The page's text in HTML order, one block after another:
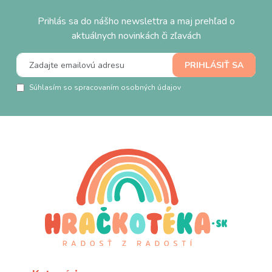
Prihlás sa do nášho newslettra a maj prehľad o
aktuálnych novinkách či zľavách
Súhlasím so spracovaním osobných údajov